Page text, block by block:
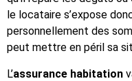
le locataire s’expose
personnellement des
peut mettre en péril sa
L’assurance habitation